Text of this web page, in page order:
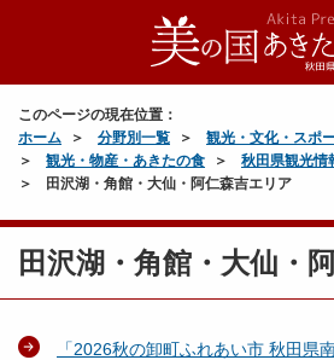
このページの現在位置：
ホーム
分野別一覧
観光・文化・スポ
観光・物産・あきたの食
秋田県観光情
田沢湖・角館・大仙・阿仁森吉エリア
田沢湖・角館・大仙・
「2026秋の卸町ふれあい市 秋田県